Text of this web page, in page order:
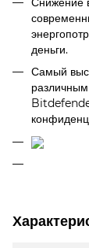
деньги.
Самый